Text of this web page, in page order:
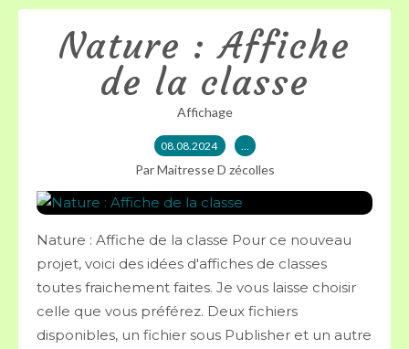
Nature : Affiche
de la classe
Affichage
08.08.2024 …
Par Maitresse D zécolles
Nature : Affiche de la classe Pour ce nouveau
projet, voici des idées d'affiches de classes
toutes fraichement faites. Je vous laisse choisir
celle que vous préférez. Deux fichiers
disponibles, un fichier sous Publisher et un autre